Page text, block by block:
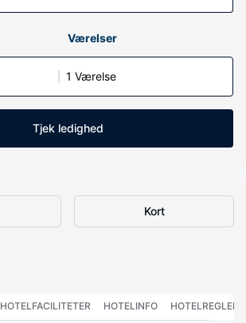
Værelser
1 Værelse
Tjek ledighed
Kort
HOTELFACILITETER HOTELINFO HOTELREGLER